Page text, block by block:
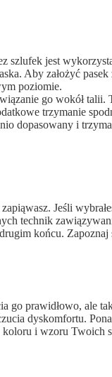
szlufek jest
Aby założyć
poziomie.
go wokół talii.
trzymanie
dopasowany i
Jeśli
technik
końcu.
go prawidłowo, ale
dyskomfortu.
i wzoru Twoich